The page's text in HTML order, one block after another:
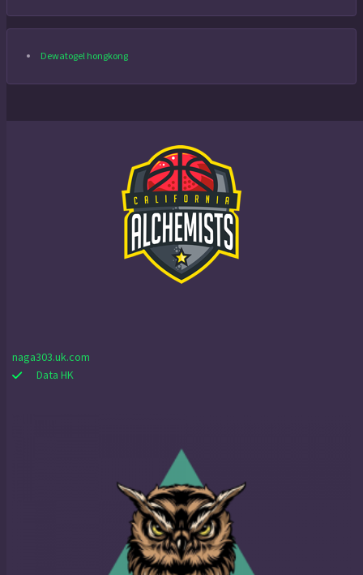
Dewatogel hongkong
naga303.uk.com
Data HK